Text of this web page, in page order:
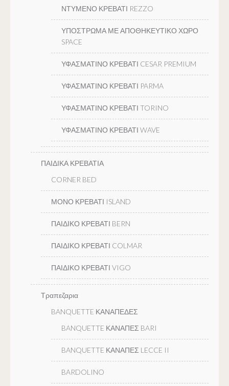
ΝΤΥΜΕΝΟ ΚΡΕΒΑΤΙ REZZO
ΥΠΟΣΤΡΩΜΑ ΜΕ ΑΠΟΘΗΚΕΥΤΙΚΟ ΧΩΡΟ
SPACE
ΥΦΑΣΜΑΤΙΝΟ ΚΡΕΒΑΤΙ CESAR PREMIUM
ΥΦΑΣΜΑΤΙΝΟ ΚΡΕΒΑΤΙ PARMA
ΥΦΑΣΜΑΤΙΝΟ ΚΡΕΒΑΤΙ TORINO
ΥΦΑΣΜΑΤΙΝΟ ΚΡΕΒΑΤΙ WAVE
ΠΑΙΔΙΚΑ ΚΡΕΒΑΤΙΑ
CORNER BED
ΜΟΝΟ ΚΡΕΒΑΤΙ ISLAND
ΠΑΙΔΙΚΟ ΚΡΕΒΑΤΙ BERN
ΠΑΙΔΙΚΟ ΚΡΕΒΑΤΙ COLMAR
ΠΑΙΔΙΚΟ ΚΡΕΒΑΤΙ VIGO
Τραπεζαρια
BANQUETTE ΚΑΝΑΠΕΔΕΣ
BANQUETTE ΚΑΝΑΠΕΣ BARI
BANQUETTE ΚΑΝΑΠΕΣ LECCE II
BARDOLINO